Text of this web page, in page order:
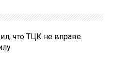
что ТЦК не вправе